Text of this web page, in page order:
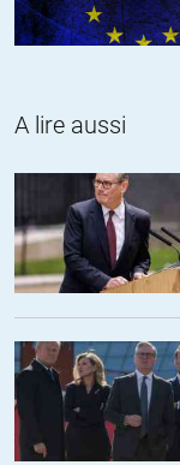
A lire aussi